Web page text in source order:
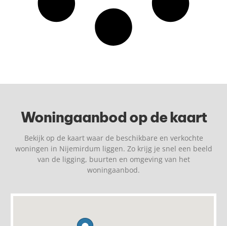
Woningaanbod op de kaart
Bekijk op de kaart waar de beschikbare en verkochte
woningen in Nijemirdum liggen. Zo krijg je snel een beeld
van de ligging, buurten en omgeving van het
woningaanbod.